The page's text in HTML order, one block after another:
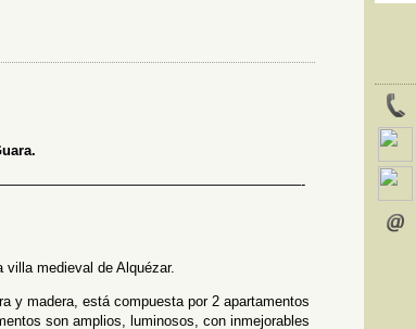
villa medieval de Alquézar.
y madera, está compuesta por 2 apartamentos
son amplios, luminosos, con inmejorables